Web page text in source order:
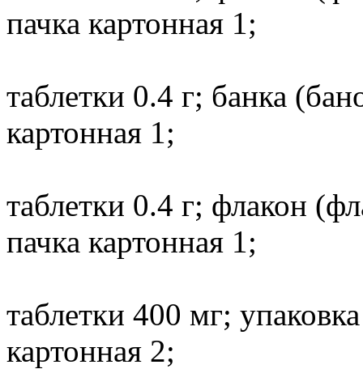
пачка картонная 1;
таблетки 0.4 г; банка
картонная 1;
таблетки 0.4 г; флакон
пачка картонная 1;
таблетки 400 мг;
картонная 2;